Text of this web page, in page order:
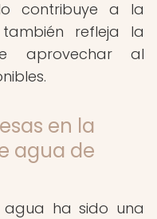
contribuye a la
refleja la
aprovechar al
en la
agua de
agua ha sido una